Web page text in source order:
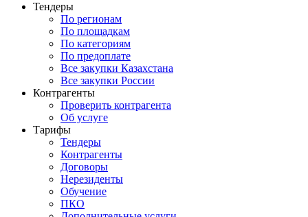
Тендеры
По регионам
По площадкам
По категориям
По предоплате
Все закупки Казахстана
Все закупки России
Контрагенты
Проверить контрагента
Об услуге
Тарифы
Тендеры
Контрагенты
Договоры
Нерезиденты
Обучение
ПКО